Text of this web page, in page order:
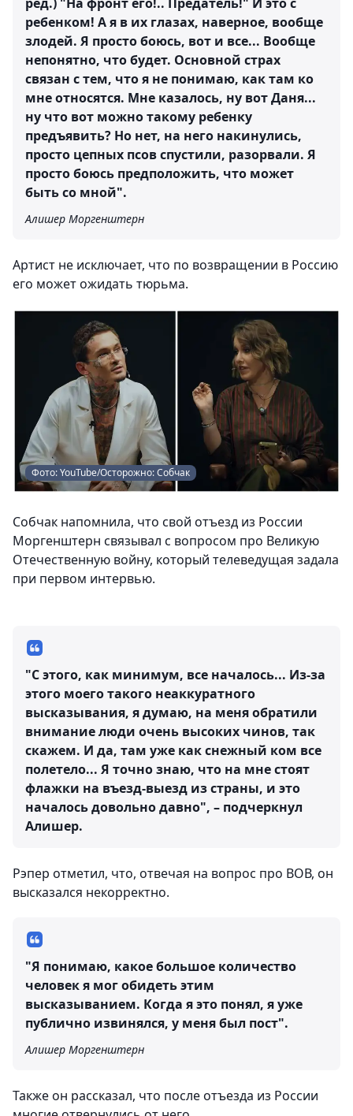
ребенком! А я в их глазах, наверное, вообще
злодей. Я просто боюсь, вот и все... Вообще
непонятно, что будет. Основной страх
связан с тем, что я не понимаю, как там ко
мне относятся. Мне казалось, ну вот Даня...
ну что вот можно такому ребенку
предъявить? Но нет, на него накинулись,
просто цепных псов спустили, разорвали. Я
просто боюсь предположить, что может
быть со мной".
Алишер Моргенштерн
Артист не исключает, что по возвращении в Россию
его может ожидать тюрьма.
Фото: YouTube/Осторожно: Собчак
Собчак напомнила, что свой отъезд из России
Моргенштерн связывал с вопросом про Великую
Отечественную войну, который телеведущая задала
при первом интервью.
"С этого, как минимум, все началось... Из-за
этого моего такого неаккуратного
высказывания, я думаю, на меня обратили
внимание люди очень высоких чинов, так
скажем. И да, там уже как снежный ком все
полетело... Я точно знаю, что на мне стоят
флажки на въезд-выезд из страны, и это
началось довольно давно", – подчеркнул
Алишер.
Рэпер отметил, что, отвечая на вопрос про ВОВ, он
высказался некорректно.
"Я понимаю, какое большое количество
человек я мог обидеть этим
высказыванием. Когда я это понял, я уже
публично извинялся, у меня был пост".
Алишер Моргенштерн
Также он рассказал, что после отъезда из России